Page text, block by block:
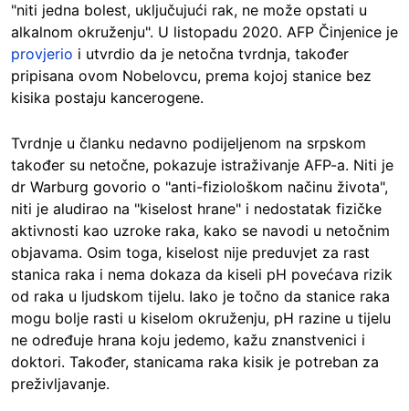
"niti jedna bolest, uključujući rak, ne može opstati u
alkalnom okruženju". U listopadu 2020. AFP Činjenice je
provjerio i utvrdio da je netočna tvrdnja, također
pripisana ovom Nobelovcu, prema kojoj stanice bez
kisika postaju kancerogene.
Tvrdnje u članku nedavno podijeljenom na srpskom
također su netočne, pokazuje istraživanje AFP-a. Niti je
dr Warburg govorio o "anti-fiziološkom načinu života",
niti je aludirao na "kiselost hrane" i nedostatak fizičke
aktivnosti kao uzroke raka, kako se navodi u netočnim
objavama. Osim toga, kiselost nije preduvjet za rast
stanica raka i nema dokaza da kiseli pH povećava rizik
od raka u ljudskom tijelu. Iako je točno da stanice raka
mogu bolje rasti u kiselom okruženju, pH razine u tijelu
ne određuje hrana koju jedemo, kažu znanstvenici i
doktori. Također, stanicama raka kisik je potreban za
preživljavanje.